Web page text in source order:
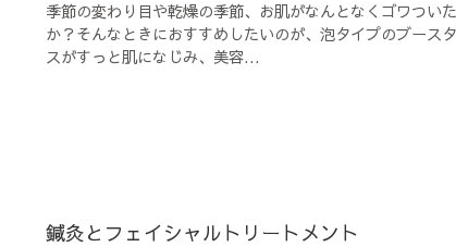
季節の変わり目や乾燥の季節、お肌がなんとなくゴワつ
か？そんなときにおすすめしたいのが、泡タイプのブース
スがすっと肌になじみ、美容...
鍼灸とフェイシャルトリートメント